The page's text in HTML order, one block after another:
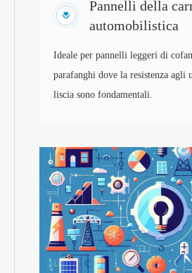
Pannelli della
automobilistica
Ideale per pannelli leggeri di
parafanghi dove la resistenza
liscia sono fondamentali.